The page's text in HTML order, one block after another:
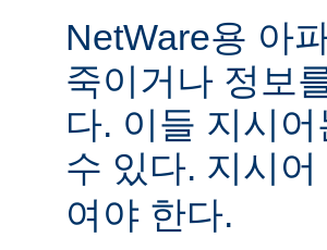
NetWare용 아
죽이거나 정보
다. 이들 지시
수 있다. 지시어
여야 한다.